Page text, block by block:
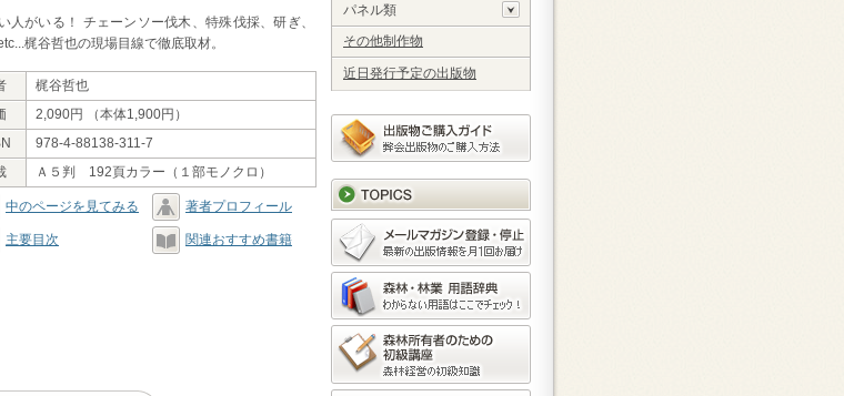
人がいる！ チェーンソー伐木、特殊伐採、研ぎ、
梶谷哲也の現場目線で徹底取材。
梶谷哲也
2,090円 （本体1,900円）
978-4-88138-311-7
Ａ５判 192頁カラー（１部モノクロ）
中のページを見てみる 著者プロフィール
主要目次 関連おすすめ書籍
パネル類
その他制作物
近日発行予定の出版物